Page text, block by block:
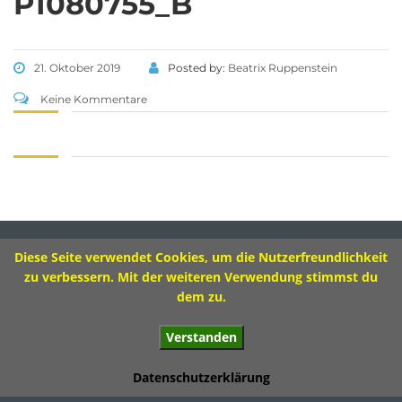
21. Oktober 2019 Posted by: Beatrix Ruppenstein
Keine Kommentare
Tel 09571 – 2082
Sekretariat
Montag 8.00 – 12.00 Uhr
Mittwoch 8.00 – 11.30 Uhr
Impressum
© 2017 Ivo-Hennemann-Grundschule Bad Staffelstein
Diese Seite verwendet Cookies, um die Nutzerfreundlichkeit
zu verbessern. Mit der weiteren Verwendung stimmst du
dem zu.
Verstanden
Datenschutzerklärung